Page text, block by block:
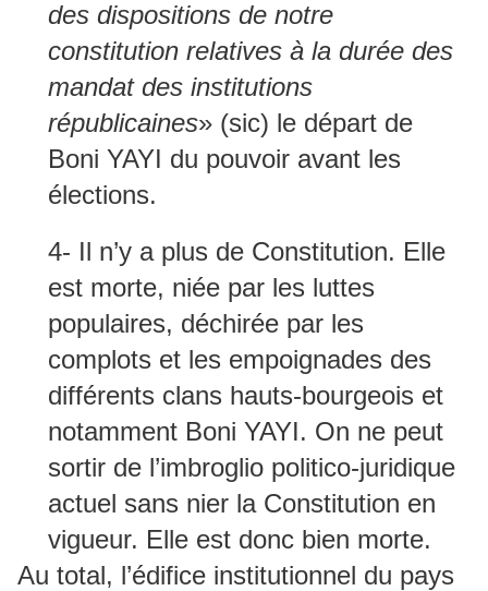
des dispositions de notre
constitution relatives à la durée des
mandat des institutions
républicaines» (sic) le départ de
Boni YAYI du pouvoir avant les
élections.
4- Il n’y a plus de Constitution. Elle
est morte, niée par les luttes
populaires, déchirée par les
complots et les empoignades des
différents clans hauts-bourgeois et
notamment Boni YAYI. On ne peut
sortir de l’imbroglio politico-juridique
actuel sans nier la Constitution en
vigueur. Elle est donc bien morte.
Au total, l’édifice institutionnel du pays